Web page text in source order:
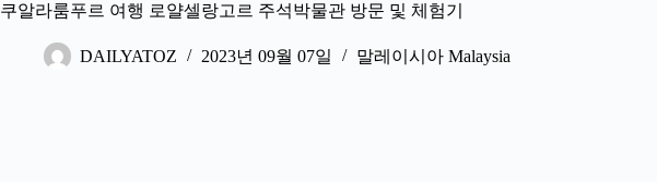
쿠알라룸푸르 여행 로얄셀랑고르 주석박물관 방문 및 체험기
DAILYATOZ 2023년 09월 07일 말레이시아 Malaysia